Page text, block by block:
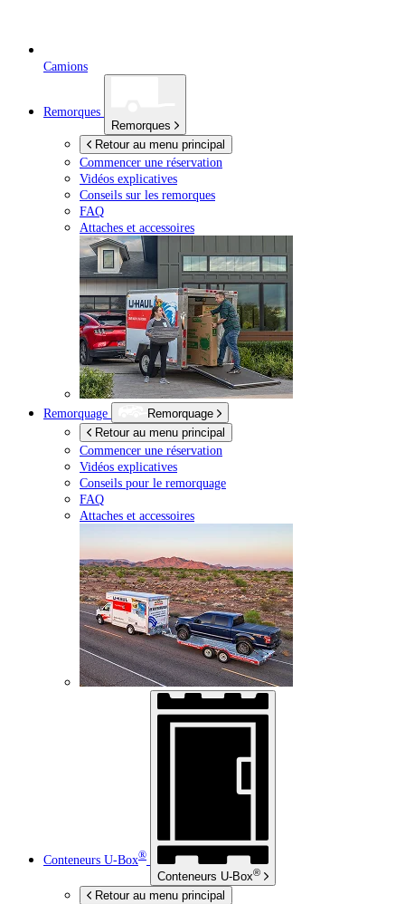
Camions
Remorques
Remorques
Retour au menu principal
Commencer une réservation
Vidéos explicatives
Conseils sur les remorques
FAQ
Attaches et accessoires
Remorquage
Remorquage
Retour au menu principal
Commencer une réservation
Vidéos explicatives
Conseils pour le remorquage
FAQ
Attaches et accessoires
Conteneurs U-Box®
Conteneurs U-Box®
Retour au menu principal